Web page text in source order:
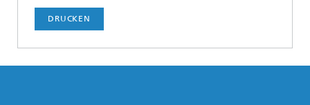
DRUCKEN